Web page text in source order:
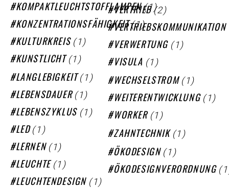
KOMPAKTLEUCHTSTOFFLAMPEN (1)
KONZENTRATIONSFÄHIGKEIT (1)
KULTURKREIS (1)
KUNSTLICHT (1)
LANGLEBIGKEIT (1)
LEBENSDAUER (1)
LEBENSZYKLUS (1)
LED (1)
LERNEN (1)
LEUCHTE (1)
LEUCHTENDESIGN (1)
VERTRIEB (2)
VERTRIEBSKOMMUNIKATION
VERWERTUNG (1)
VISULA (1)
WECHSELSTROM (1)
WEITERENTWICKLUNG (1)
WORKER (1)
ZAHNTECHNIK (1)
ÖKODESIGN (1)
ÖKODESIGNVERORDNUNG